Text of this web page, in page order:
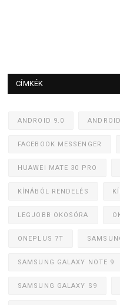
CÍMKÉK
ANDROID 9.0
FACEBOOK MESSENGER
HUAWEI MATE 30 PRO
KÍNÁBÓL RENDELÉS
LEGJOBB OKOSÓRA
ONEPLUS 7T
SAMSUNG GALAXY NOTE 9
SAMSUNG GALAXY S9